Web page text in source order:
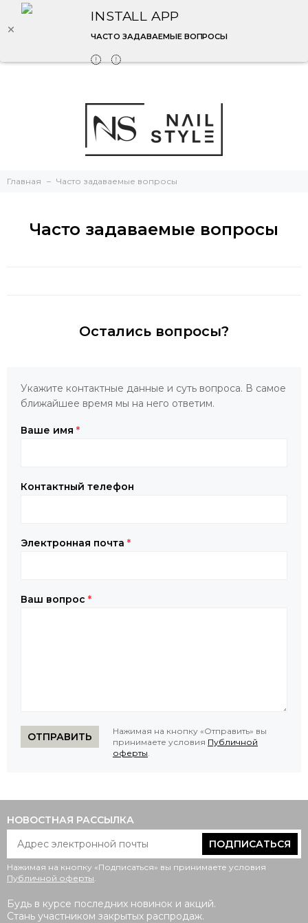
INSTALL APP
ЧАСТО ЗАДАВАЕМЫЕ ВОПРОСЫ
Главная Часто задаваемые вопросы
Часто задаваемые вопросы
Остались вопросы?
Укажите контактные данные и суть вопроса. В самое
ближайшее время мы на него ответим.
Ваше имя *
Контактный телефон
Электронная почта *
Ваш вопрос *
ОТПРАВИТЬ
Нажимая на кнопку «Отправить» вы
принимаете условия Публичной
оферты.
НОВОСТНАЯ РАССЫЛКА
ПОДПИСАТЬСЯ
Нажимая на кнопку «Подписаться» вы принимаете условия
Публичной оферты.
Будь в курсе последних новинок и акций.
Стань участником закрытых распродаж.